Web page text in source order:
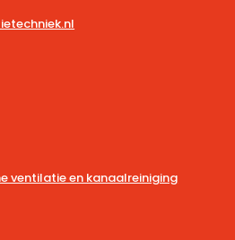
ventilatie en kanaalreiniging